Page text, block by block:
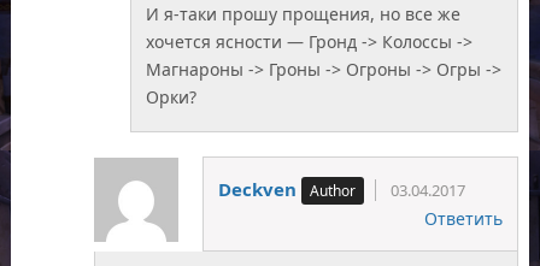
И я-таки прошу прощения, но все же
хочется ясности — Гронд -> Колоссы ->
Магнароны -> Гроны -> Огроны -> Огры ->
Орки?
Deckven 03.04.2017
Ответить